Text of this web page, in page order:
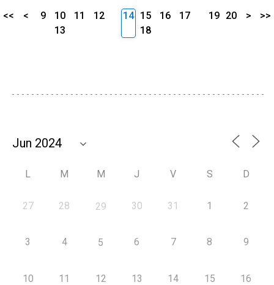
<< < 9 10 11
12
13
14 15 16
17
18
19 20 > >>
L M M J V S D
27 28 29 30 31 1 2
3 4 5 6 7 8 9
10 11 12 13 14 15 16